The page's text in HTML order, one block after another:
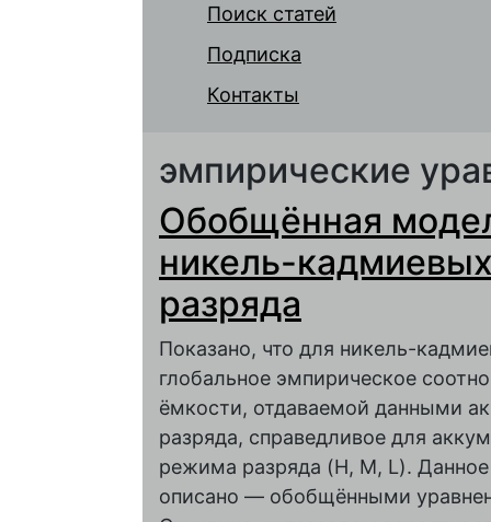
Поиск статей
Подписка
Контакты
эмпирические
Обобщённая
никель-
разряда
Показано, что для никель-
глобальное эмпирическое
ёмкости, отдаваемой данными
разряда, справедливое для
режима разряда (H, M, L).
описано — обобщёнными